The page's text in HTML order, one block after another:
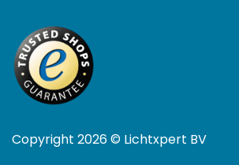
Copyright 2026 © Lichtxpert BV